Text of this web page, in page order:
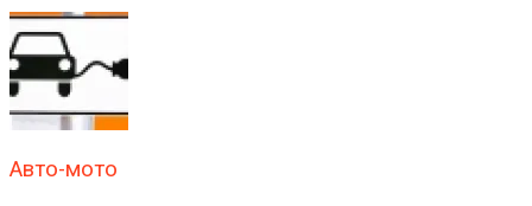
Авто-мото